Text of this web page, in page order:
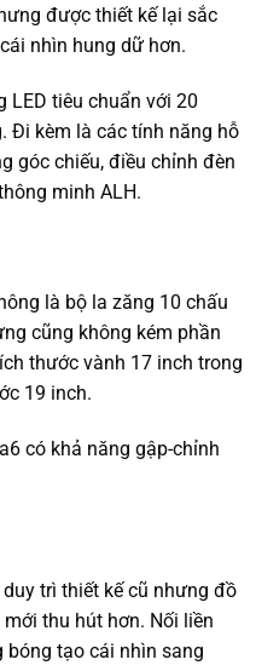
được thiết kế lại sắc
nhìn hung dữ hơn.
LED tiêu chuẩn với 20
Đi kèm là các tính năng hỗ
góc chiếu, điều chỉnh đèn
minh ALH.
là bộ la zăng 10 chấu
cũng không kém phần
thước vành 17 inch trong
19 inch.
có khả năng gập-chỉnh
trì thiết kế cũ nhưng đồ
thu hút hơn. Nối liền
bóng tạo cái nhìn sang